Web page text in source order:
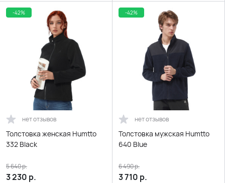
-42%
нет отзывов
Толстовка женская Humtto
332 Black
3 230 р.
5 640р.
-42%
нет отзывов
Толстовка мужская Humtto
640 Blue
3 710 р.
6 490р.